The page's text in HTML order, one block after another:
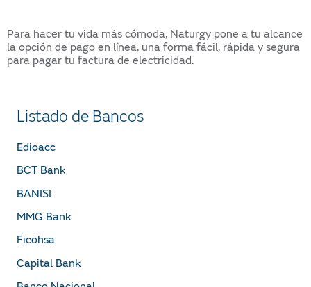
Para hacer tu vida más cómoda, Naturgy pone a tu alcance
la opción de pago en línea, una forma fácil, rápida y segura
para pagar tu factura de electricidad.
Listado de Bancos
Edioacc
BCT Bank
BANISI
MMG Bank
Ficohsa
Capital Bank